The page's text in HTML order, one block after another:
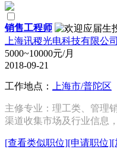
销售工程师
上海讯稷光电科技有限公司
5000~10000元/月
2018-09-21
工作地点： 上海市/普陀区
主修专业：理工类、管理
渠道收集市场及行业信息
[查看类似职位][申请职位][